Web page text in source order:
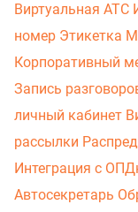
Виртуальная АТС
номер Этикетка
Корпоративный
Запись
личный кабинет
рассылки
Интеграция с
Автосекретарь